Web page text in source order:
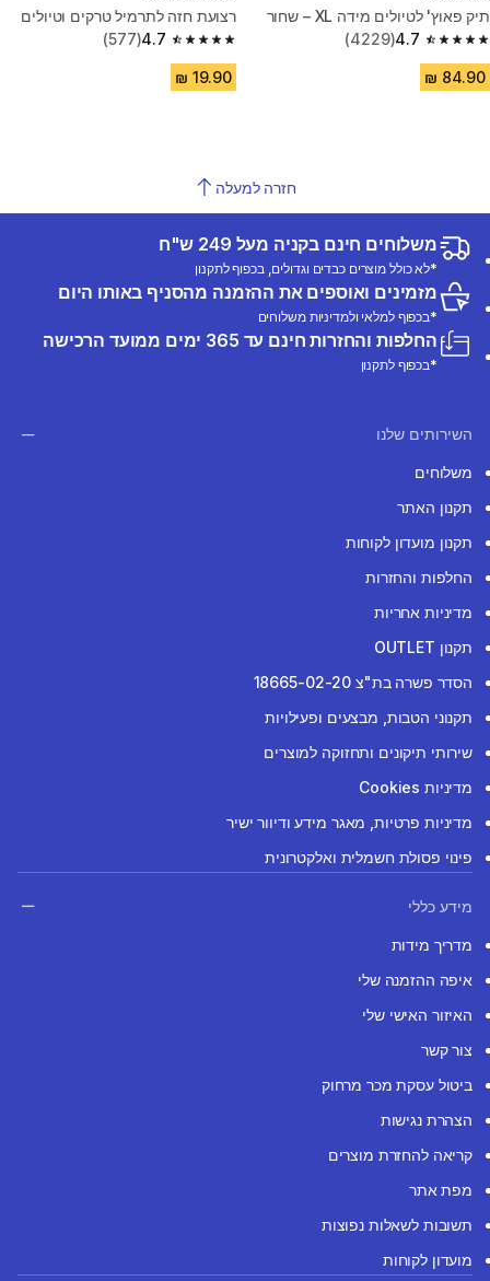
תיק פאוץ' לטיולים מידה XL – שחור
4.7
4.7 out of 5 stars from 4229 reviews
(4229)
רצועת חזה לתרמיל טרקים וטיולים
4.7
4.7 out of 5 stars from 577 reviews
(577)
חזרה למעלה
משלוחים חינם בקניה מעל 249 ש"ח
*לא כולל מוצרים כבדים וגדולים, בכפוף לתקנון
מזמינים ואוספים את ההזמנה מהסניף באותו היום
*בכפוף למלאי ולמדיניות משלוחים
החלפות והחזרות חינם עד 365 ימים ממועד הרכישה
*בכפוף לתקנון
השירותים שלנו
משלוחים
תקנון האתר
תקנון מועדון לקוחות
החלפות והחזרות
מדיניות אחריות
תקנון OUTLET
הסדר פשרה בת"צ 18665-02-20
תקנוני הטבות, מבצעים ופעילויות
שירותי תיקונים ותחזוקה למוצרים
מדיניות Cookies
מדיניות פרטיות, מאגר מידע ודיוור ישיר
פינוי פסולת חשמלית ואלקטרונית
מידע כללי
מדריך מידות
איפה ההזמנה שלי
האיזור האישי שלי
צור קשר
ביטול עסקת מכר מרחוק
הצהרת נגישות
קריאה להחזרת מוצרים
מפת אתר
תשובות לשאלות נפוצות
מועדון לקוחות